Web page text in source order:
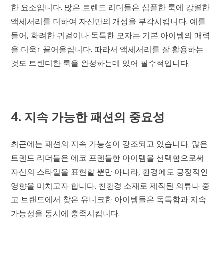
한 요소입니다. 많은 트렌드 리더들은 심플한 룩에 강렬한
액세서리를 더하여 자신만의 개성을 부각시킵니다. 예를
들어, 화려한 귀걸이나 독특한 모자는 기본 아이템의 매력
을 더욱↑ 끌어올립니다. 따라서 액세서리를 잘 활용하는
것도 트렌디한 룩을 완성하는데 있어 필수적입니다.
4. 지속 가능한 패션의 중요성
최근에는 패션의 지속 가능성이 강조되고 있습니다. 많은
트렌드 리더들은 에코 프렌들한 아이템을 선택함으로써
자신의 스타일을 표현할 뿐만 아니라, 환경에도 긍정적인
영향을 미치고자 합니다. 친환경 소재로 제작된 의류나 중
고 브랜드에서 찾은 유니크한 아이템들은 독특함과 지속
가능성을 동시에 충족시킵니다.